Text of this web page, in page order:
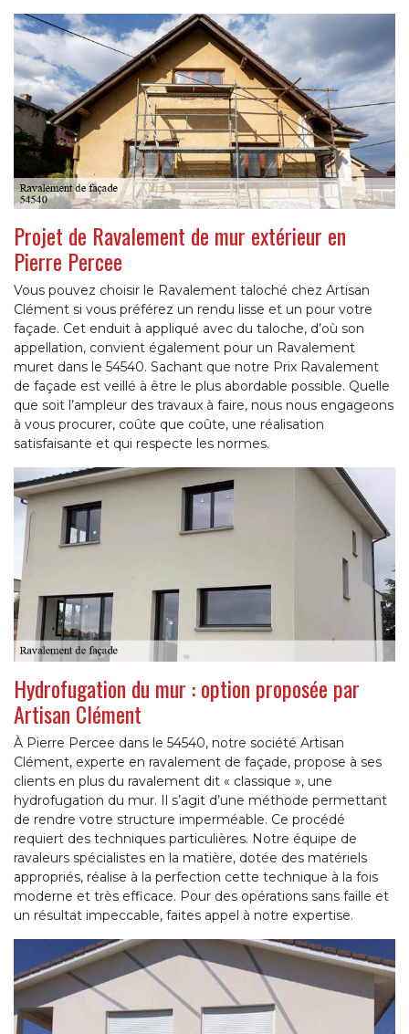
Projet de Ravalement de mur extérieur en
Pierre Percee
Vous pouvez choisir le Ravalement taloché chez Artisan
Clément si vous préférez un rendu lisse et un pour votre
façade. Cet enduit à appliqué avec du taloche, d’où son
appellation, convient également pour un Ravalement
muret dans le 54540. Sachant que notre Prix Ravalement
de façade est veillé à être le plus abordable possible. Quelle
que soit l’ampleur des travaux à faire, nous nous engageons
à vous procurer, coûte que coûte, une réalisation
satisfaisante et qui respecte les normes.
Hydrofugation du mur : option proposée par
Artisan Clément
À Pierre Percee dans le 54540, notre société Artisan
Clément, experte en ravalement de façade, propose à ses
clients en plus du ravalement dit « classique », une
hydrofugation du mur. Il s’agit d’une méthode permettant
de rendre votre structure imperméable. Ce procédé
requiert des techniques particulières. Notre équipe de
ravaleurs spécialistes en la matière, dotée des matériels
appropriés, réalise à la perfection cette technique à la fois
moderne et très efficace. Pour des opérations sans faille et
un résultat impeccable, faites appel à notre expertise.